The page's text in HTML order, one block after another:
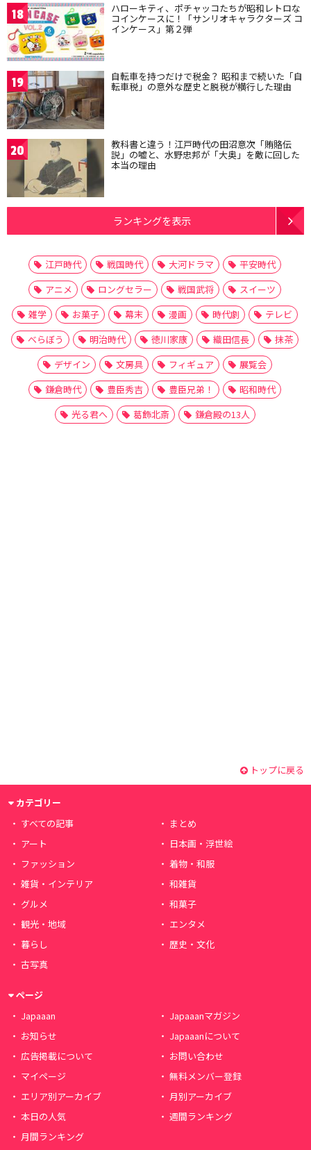
18 ハローキティ、ポチャッコたちが昭和レトロな
コインケースに！「サンリオキャラクターズ コ
インケース」第２弾
19 自転車を持つだけで税金？ 昭和まで続いた「自
転車税」の意外な歴史と脱税が横行した理由
20 教科書と違う！江戸時代の田沼意次「賄賂伝
説」の嘘と、水野忠邦が「大奥」を敵に回した
本当の理由
ランキングを表示
江戸時代 戦国時代 大河ドラマ
平安時代
アニメ
ロングセラー 戦国武将
スイーツ
雑学
お菓子 幕末 漫画 時代劇
テレビ
べらぼう
明治時代 徳川家康 織田信長
抹茶
デザイン
文房具 フィギュア
展覧会
鎌倉時代
豊臣秀吉 豊臣兄弟！
昭和時代
光る君へ
葛飾北斎 鎌倉殿の13人
トップに戻る
カテゴリー
すべての記事
まとめ
アート
日本画・浮世絵
ファッション
着物・和服
雑貨・インテリア
和雑貨
グルメ
和菓子
観光・地域
エンタメ
暮らし
歴史・文化
古写真
ページ
Japaaan
Japaaanマガジン
お知らせ
Japaaanについて
広告掲載について
お問い合わせ
マイページ
無料メンバー登録
エリア別アーカイブ
月別アーカイブ
本日の人気
週間ランキング
月間ランキング